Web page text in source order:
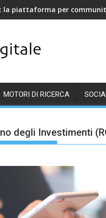
la piattaforma per
MOTORI DI RICERCA
degli Investimenti